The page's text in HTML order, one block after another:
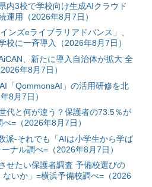
内3校で学校向け生成AIクラウド
運用（2026年8月7日）
ンズeライブラリアドバンス」、
校に一斉導入（2026年8月7日）
、新たに導入自治体が拡大 全
年8月7日）
「QommonsAI」の活用研修を北
8月7日）
代と何が違う？保護者の73.5％が
=（2026年8月7日）
派-それでも「AIは小学生から学ば
ナル調べ=（2026年8月7日）
せたい保護者調査 予備校選びの
いか」=横浜予備校調べ=（2026